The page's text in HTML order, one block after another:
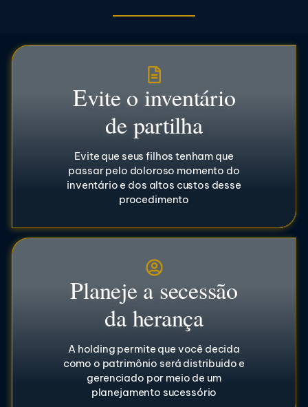
Evite o inventário
de partilha
Evite que seus filhos tenham que
passar pelo doloroso momento do
inventário e dos altos custos desse
procedimento
Planeje a secessão
da herança
A holding permite que você decida
como o patrimônio será distribuido e
gerenciado por meio de um
planejamento sucessório